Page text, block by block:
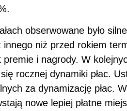
obserwowane było
innego niż przed rokiem
i nagrody. W
rocznej dynamiki płac.
za dynamizację płac.
nowe lepiej płatne